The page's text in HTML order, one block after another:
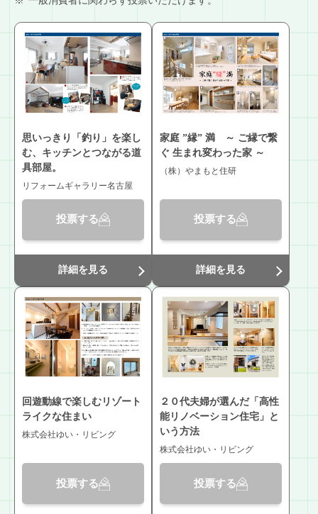
思いっきり「釣り」を楽し
む、キッチンとつながる道
具部屋。
リフォームギャラリー名古屋
投票する
詳細を見る
家庭 ”縁” 満 ～ ご縁で繋
ぐ 生まれ変わった家 ～
（株）やまもと住研
投票する
詳細を見る
回遊動線で楽しむリゾート
ライクな住まい
株式会社ゆい・リビング
投票する
２０代夫婦が選んだ「高性
能リノベーション住宅」と
いう方法
株式会社ゆい・リビング
投票する